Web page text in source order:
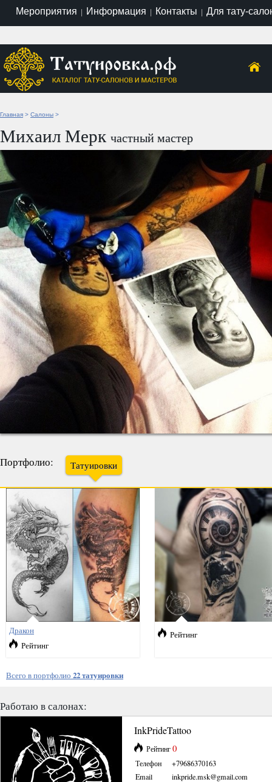
Мероприятия | Информация | Контакты | Для тату-
Главная > Салоны >
Михаил Мерк частный мастер
Портфолио: Татуировки
Дракон
Рейтинг
Рейтинг
Всего в портфолио 22 татуировки
Работаю в салонах:
InkPrideTattoo
Рейтинг0
Телефон
+79686370163
Email
inkpride.msk@gmail.com